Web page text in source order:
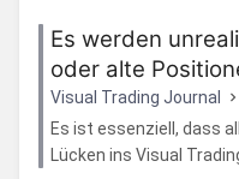
Es werden
oder alte
Visual Trading Journal
Es ist essenziell, dass
Lücken ins Visual